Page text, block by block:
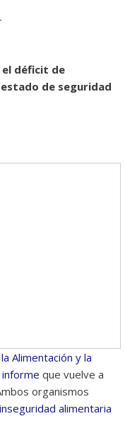
el déficit de
de seguridad
Alimentación y la
informe que vuelve a
organismos
alimentaria